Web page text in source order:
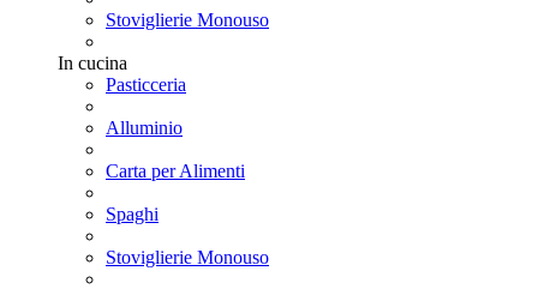
Stoviglierie Monouso
In cucina
Pasticceria
Alluminio
Carta per Alimenti
Spaghi
Stoviglierie Monouso